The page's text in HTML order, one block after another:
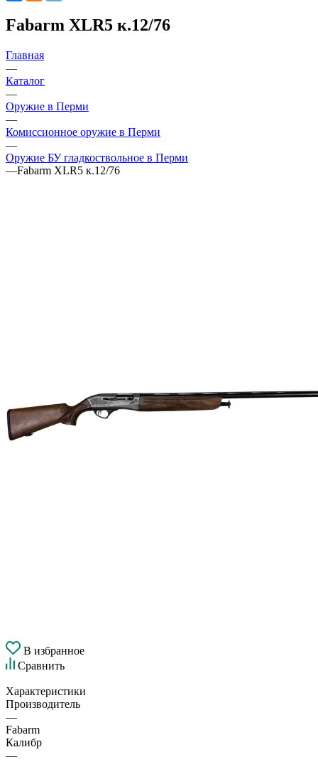
Fabarm XLR5 к.12/76
Главная
—
Каталог
—
Оружие в Перми
—
Комиссионное оружие в Перми
—
Оружие БУ гладкоствольное в Перми
—Fabarm XLR5 к.12/76
В избранное
Сравнить
Характеристики
Производитель
—
Fabarm
Калибр
—